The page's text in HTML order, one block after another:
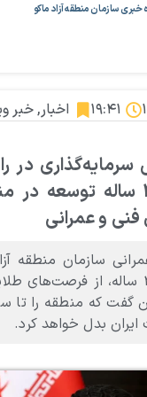
خبری سازمان منطقه آزاد ماکو
۱۹:۴۱ اخبار,خبر
در
چشم‌انداز ۲۰ ساله
و عمرانی
سازمان منطقه
طرح راهبردی ۲۰ ساله، از
ایران بدل خواهد کرد.